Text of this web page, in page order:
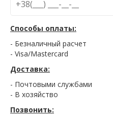
Способы оплаты:
- Безналичный расчет
- Visa/Mastercard
Доставка:
- Почтовыми службами
- В хозяйство
Позвонить: